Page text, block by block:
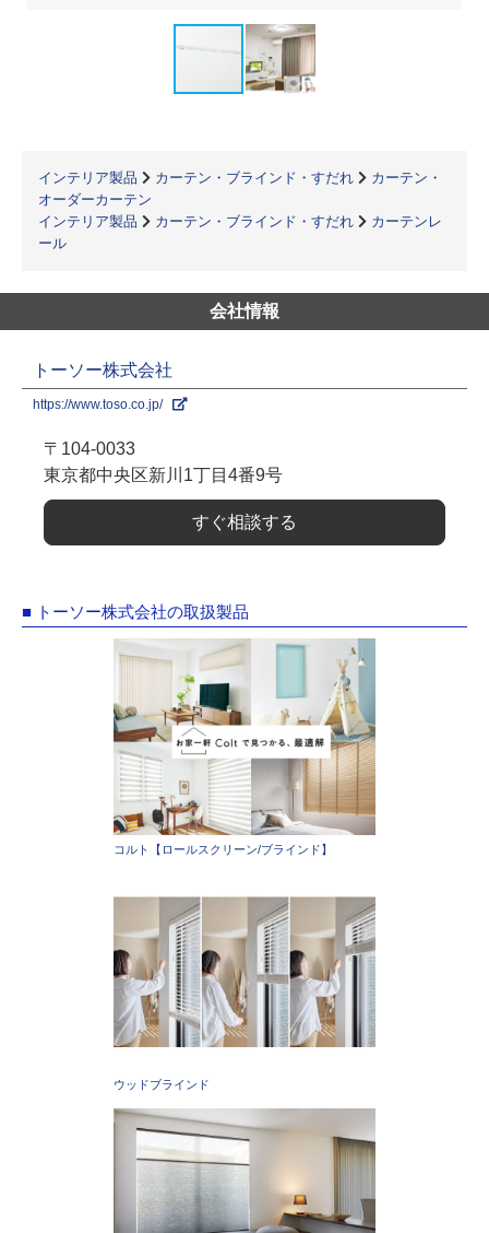
インテリア製品 カーテン・ブラインド・すだれ
カーテン・
オーダーカーテン
インテリア製品
カーテン・ブラインド・すだれ
カーテンレ
ール
会社情報
トーソー株式会社
https://www.toso.co.jp/
〒104-0033
東京都中央区新川1丁目4番9号
すぐ相談する
■ トーソー株式会社の取扱製品
コルト【ロールスクリーン/ブラインド】
ウッドブラインド